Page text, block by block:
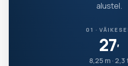
alustel.
01 ·
27′
8,25 m · 2,3